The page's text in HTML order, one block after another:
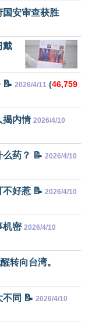
国安审查获胜
戴
📝 2026/4/11 (46,759
揭内情 2026/4/10
药？ 📝 2026/4/10
好惹 📝 2026/4/10
机密 2026/4/10
转向台湾。
不同 📝 2026/4/10